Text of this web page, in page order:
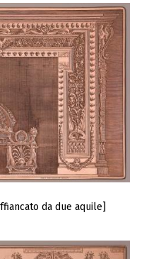
da due aquile]